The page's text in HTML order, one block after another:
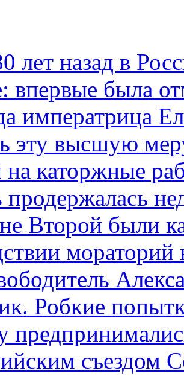
лет назад в
впервые была
императрица
эту высшую
на каторжные
продержалась
Второй были
мораторий
Робкие
съездом